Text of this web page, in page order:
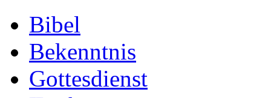
Bibel
Bekenntnis
Gottesdienst